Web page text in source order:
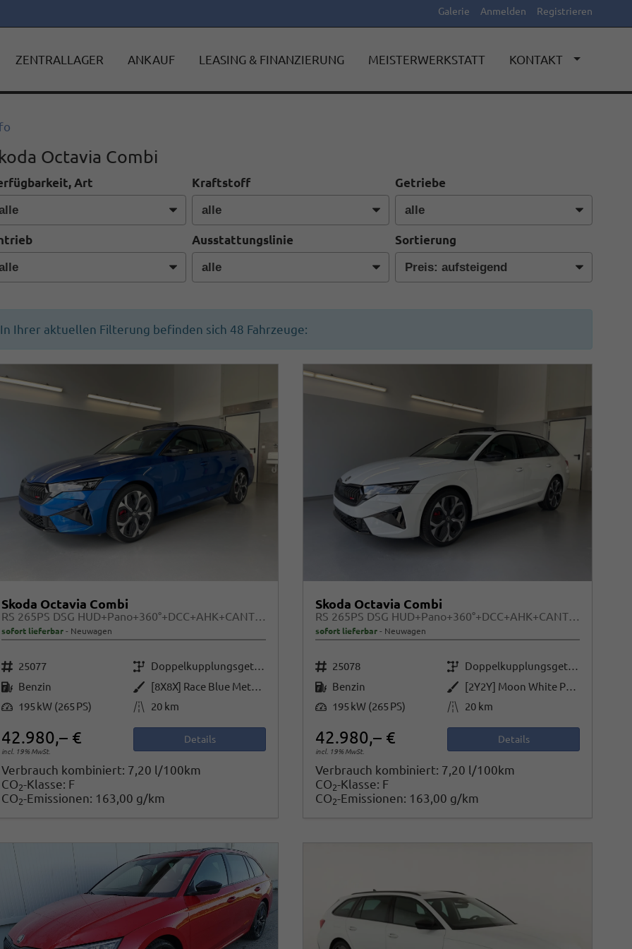
Galerie Anmelden Registrieren
ZENTRALLAGER ANKAUF LEASING & FINANZIERUNG MEISTERWERKSTATT KONTAKT
Octavia Combi
Art Kraftstoff Getriebe
Ausstattungslinie Sortierung
In Ihrer aktuellen Filterung befinden sich 48 Fahrzeuge:
Skoda Octavia Combi
RS 265PS DSG HUD+Pano+360°+DCC+AHK+CANTON+Matrix+Alu19+eHeck+GV4
sofort lieferbar Neuwagen
Fahrzeugnr. 25077 Getriebe
Doppelkupplungsgetriebe (DSG)
Kraftstoff Benzin Außenfarbe
[8X8X] Race Blue Metallic
Leistung 195 kW (265 PS) Kilometerstand 20 km
42.980,– €
incl. 19% MwSt.
Details
Verbrauch kombiniert: 7,20 l/100km
CO2-Klasse: F
CO2-Emissionen: 163,00 g/km
Skoda Octavia Combi
RS 265PS DSG HUD+Pano+360°+DCC+AHK+CANTON+Matrix+Alu19+eHeck+GV4
sofort lieferbar Neuwagen
Fahrzeugnr. 25078 Getriebe
Doppelkupplungsgetriebe (DSG)
Kraftstoff Benzin Außenfarbe
[2Y2Y] Moon White Perleffekt
Leistung 195 kW (265 PS) Kilometerstand 20 km
42.980,– €
incl. 19% MwSt.
Details
Verbrauch kombiniert: 7,20 l/100km
CO2-Klasse: F
CO2-Emissionen: 163,00 g/km